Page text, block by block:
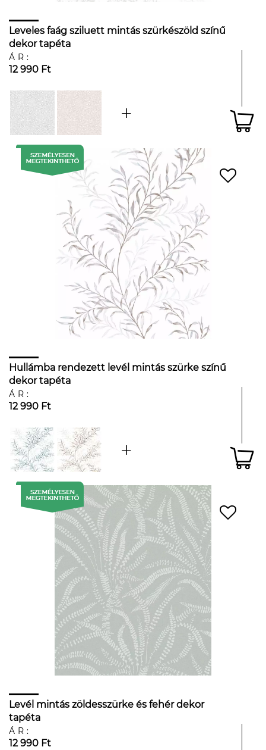
Leveles faág sziluett mintás szürkészöld színű
dekor tapéta
ÁR:
12 990 Ft
Hullámba rendezett levél mintás szürke színű
dekor tapéta
ÁR:
12 990 Ft
Levél mintás zöldesszürke és fehér dekor
tapéta
ÁR:
12 990 Ft